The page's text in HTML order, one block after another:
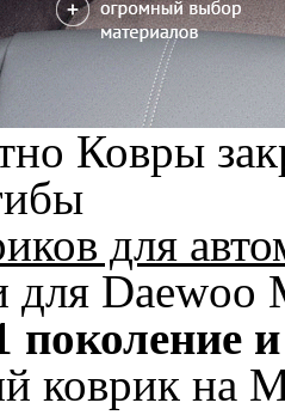
Ковры
для
для Daewoo
поколение
коврик на